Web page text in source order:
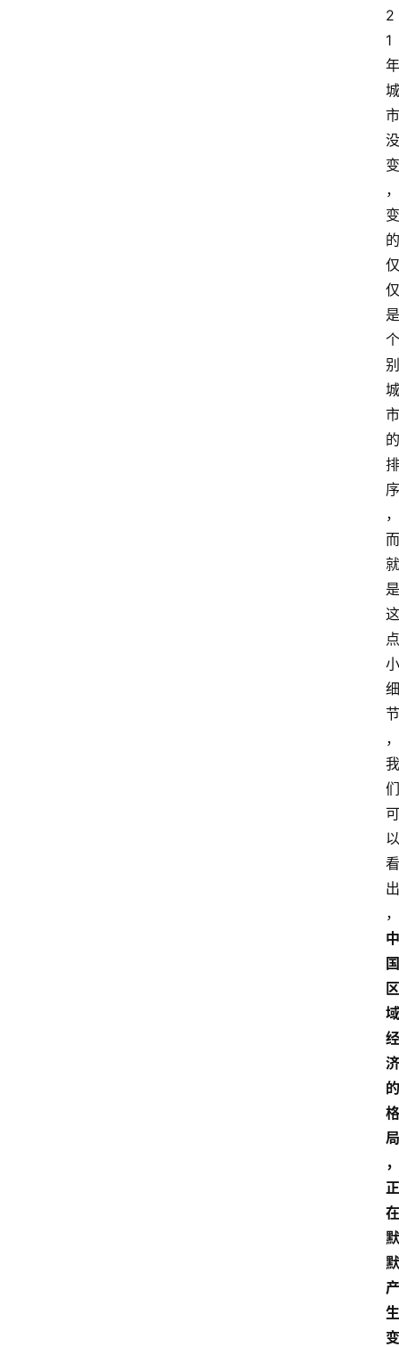
2
1
年
城
市
没
变
，
变
的
仅
仅
是
个
别
城
市
的
排
序
，
而
就
是
这
点
小
细
节
，
我
们
可
以
看
出
，
中
国
区
域
经
济
的
格
局
，
正
在
默
默
产
生
变